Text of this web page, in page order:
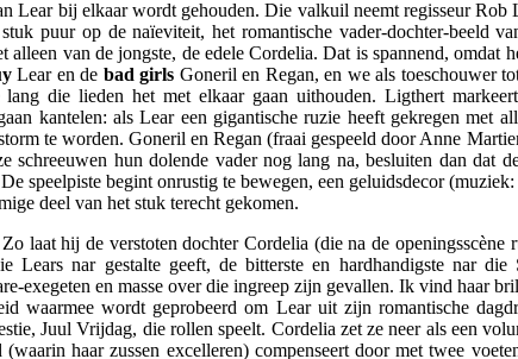
Lear bij elkaar wordt gehouden. Die valkuil neemt regisseur Rob
puur op de naïeviteit, het romantische vader-dochter-beeld
alleen van de jongste, de edele Cordelia. Dat is spannend, omdat
Lear en de bad girls Goneril en Regan, en we als toeschouwer
lang die lieden het met elkaar gaan uithouden. Ligthert
kantelen: als Lear een gigantische ruzie heeft gekregen met
te worden. Goneril en Regan (fraai gespeeld door Anne
schreeuwen hun dolende vader nog lang na, besluiten dan dat
speelpiste begint onrustig te bewegen, een geluidsdecor
deel van het stuk terecht gekomen.
laat hij de verstoten dochter Cordelia (die na de openingsscène
Lears nar gestalte geeft, de bitterste en hardhandigste nar die
exegeten en masse over die ingreep zijn gevallen. Ik vind haar
waarmee wordt geprobeerd om Lear uit zijn romantische
Juul Vrijdag, die rollen speelt. Cordelia zet ze neer als een
haar zussen excelleren) compenseert door met twee